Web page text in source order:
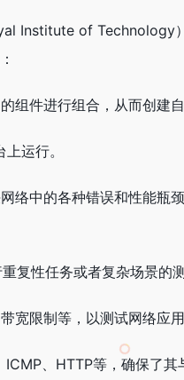
Institute of Technology
件进行组合，从而创建自
运行。
络中的各种错误和性能瓶
复性任务或者复杂场景的测
限制等，以测试网络应
、HTTP等，确保了其